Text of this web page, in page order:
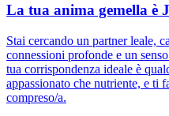
La tua anima gemella è
Stai cercando un partner leale,
connessioni profonde e un
tua corrispondenza ideale è
appassionato che nutriente, e ti
compreso/a.